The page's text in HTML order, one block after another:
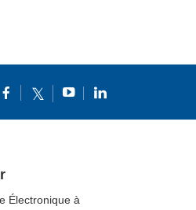
Électronique à